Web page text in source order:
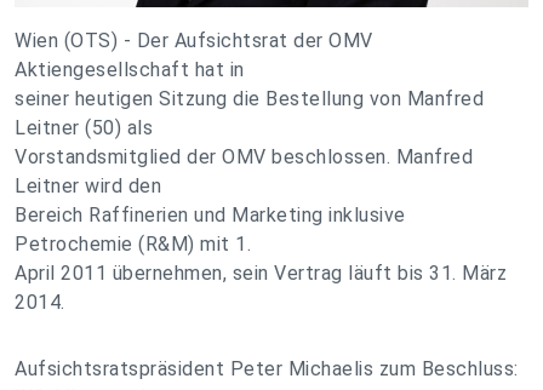
Wien (OTS) - Der Aufsichtsrat der OMV
Aktiengesellschaft hat in
seiner heutigen Sitzung die Bestellung von Manfred
Leitner (50) als
Vorstandsmitglied der OMV beschlossen. Manfred
Leitner wird den
Bereich Raffinerien und Marketing inklusive
Petrochemie (R&M) mit 1.
April 2011 übernehmen, sein Vertrag läuft bis 31. März
2014.
Aufsichtsratspräsident Peter Michaelis zum Beschluss: